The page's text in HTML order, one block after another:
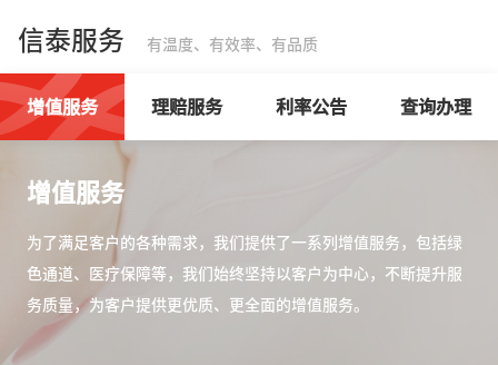
信泰服务 有温度、有效率、有品质
增值服务
为了满足客户的各种需求，我们提供了一系列增值服务，包括绿
色通道、医疗保障等，我们始终坚持以客户为中心，不断提升服
务质量，为客户提供更优质、更全面的增值服务。
增值服务 理赔服务 利率公告 查询办理